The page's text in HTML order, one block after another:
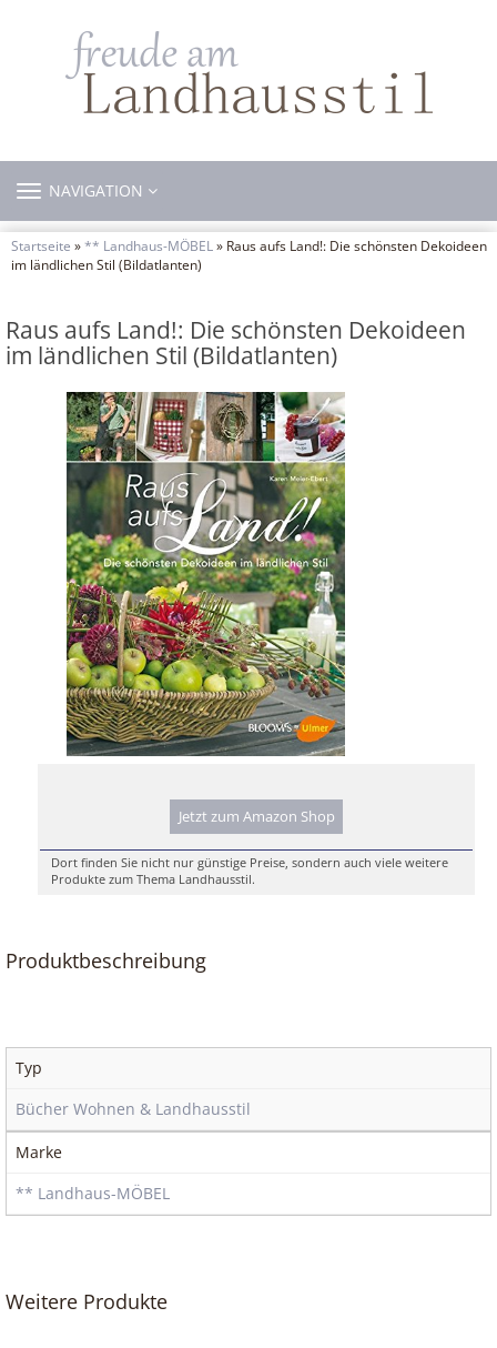
TOGGLE
NAVIGATION
Startseite »** Landhaus-MÖBEL » Raus aufs Land!: Die schönsten Dekoideen
im ländlichen Stil (Bildatlanten)
Raus aufs Land!: Die schönsten Dekoideen
im ländlichen Stil (Bildatlanten)
Jetzt zum Amazon Shop
Dort finden Sie nicht nur günstige Preise, sondern auch viele weitere
Produkte zum Thema Landhausstil.
Produktbeschreibung
Typ
Bücher Wohnen & Landhausstil
Marke
** Landhaus-MÖBEL
Weitere Produkte